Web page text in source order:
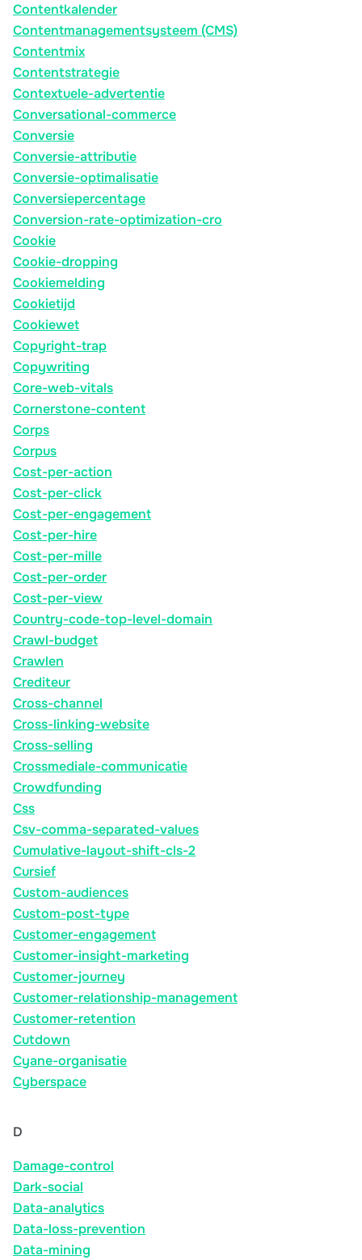
Contentkalender
Contentmanagementsysteem (CMS)
Contentmix
Contentstrategie
Contextuele-advertentie
Conversational-commerce
Conversie
Conversie-attributie
Conversie-optimalisatie
Conversiepercentage
Conversion-rate-optimization-cro
Cookie
Cookie-dropping
Cookiemelding
Cookietijd
Cookiewet
Copyright-trap
Copywriting
Core-web-vitals
Cornerstone-content
Corps
Corpus
Cost-per-action
Cost-per-click
Cost-per-engagement
Cost-per-hire
Cost-per-mille
Cost-per-order
Cost-per-view
Country-code-top-level-domain
Crawl-budget
Crawlen
Crediteur
Cross-channel
Cross-linking-website
Cross-selling
Crossmediale-communicatie
Crowdfunding
Css
Csv-comma-separated-values
Cumulative-layout-shift-cls-2
Cursief
Custom-audiences
Custom-post-type
Customer-engagement
Customer-insight-marketing
Customer-journey
Customer-relationship-management
Customer-retention
Cutdown
Cyane-organisatie
Cyberspace
D
Damage-control
Dark-social
Data-analytics
Data-loss-prevention
Data-mining